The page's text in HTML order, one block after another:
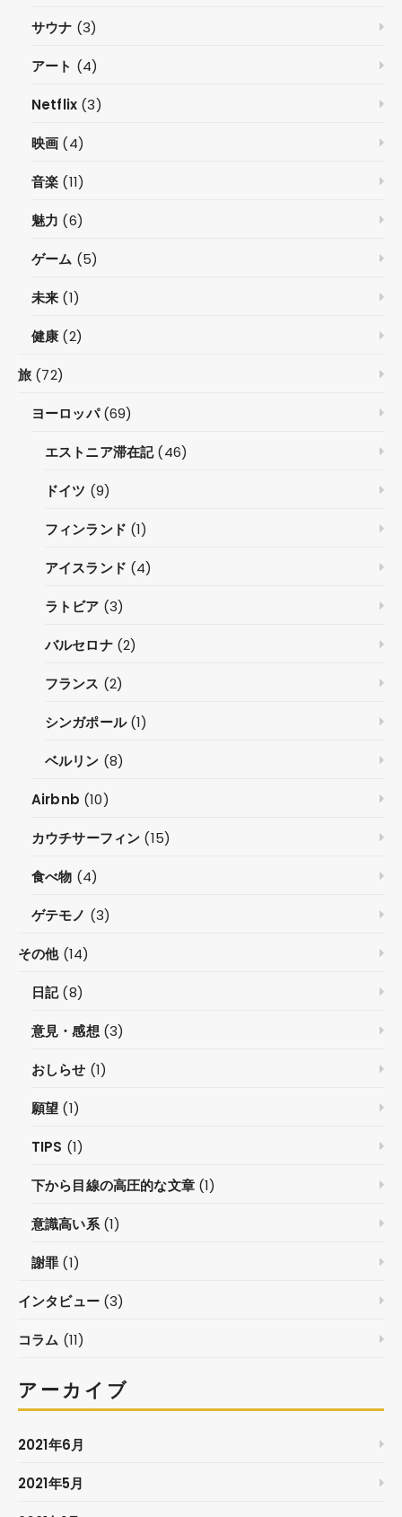
サウナ (3)
アート (4)
Netflix (3)
映画 (4)
音楽 (11)
魅力 (6)
ゲーム (5)
未来 (1)
健康 (2)
旅(72)
ヨーロッパ(69)
エストニア滞在記(46)
ドイツ (9)
フィンランド (1)
アイスランド (4)
ラトビア (3)
バルセロナ(2)
フランス (2)
シンガポール(1)
ベルリン (8)
Airbnb (10)
カウチサーフィン (15)
食べ物 (4)
ゲテモノ (3)
その他(14)
日記(8)
意見・感想(3)
おしらせ (1)
願望 (1)
TIPS (1)
下から目線の高圧的な文章(1)
意識高い系(1)
謝罪 (1)
インタビュー(3)
コラム (11)
アーカイブ
2021年6月
2021年5月